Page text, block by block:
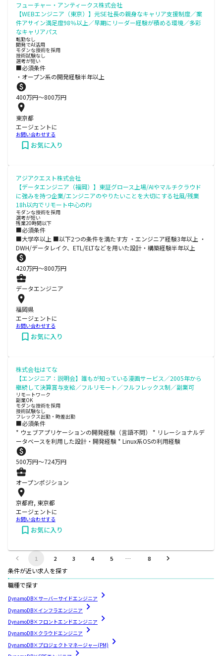
フューチャー・アンティークス株式会社
【WEBエンジニア（東京）】元SE社長の親身なキャリア支援制度／案
件アサイン満足度98％以上／早期にリーダー経験が積める環境／多彩
なキャリアパス
転勤なし
開発でAI活用
モダンな技術を採用
技術試験なし
選考が短い
■必須条件
・オープン系の開発経験半年以上
400万円〜800万円
東京都
エージェントに
お問い合わせする
お気に入り
アジアクエスト株式会社
【データエンジニア（福岡）】東証グロース上場/AIやマルチクラウド
に強みを持つ企業/エンジニアのやりたいことを大切にする社風/残業
18h以内でリモート中心のPJ
モダンな技術を採用
選考が短い
残業20時間以下
■必須条件
■大学卒以上 ■以下2つの条件を満たす方 ・エンジニア経験3年以上 ・
DWH/データレイク、ETL/ELTなどを用いた設計・構築経験半年以上
420万円〜800万円
データエンジニア
福岡県
エージェントに
お問い合わせする
お気に入り
株式会社はてな
【エンジニア：説明会】誰もが知っている漫画サービス／2005年から
継続して決算賞与支給／フルリモート／フルフレックス制／副業可
リモートワーク
副業OK
モダンな技術を採用
技術試験なし
フレックス出勤・時差出勤
■必須条件
* ウェブアプリケーションの開発経験（言語不問） * リレーショナルデ
ータベースを利用した設計・開発経験 * Linux系OSの利用経験
500万円〜724万円
オープンポジション
京都府, 東京都
エージェントに
お問い合わせする
お気に入り
1 2 3 4 5 … 8
条件が近い求人を探す
職種で探す
DynamoDB×サーバーサイドエンジニア
DynamoDB×インフラエンジニア
DynamoDB×フロントエンドエンジニア
DynamoDB×クラウドエンジニア
DynamoDB×プロジェクトマネージャー(PM)